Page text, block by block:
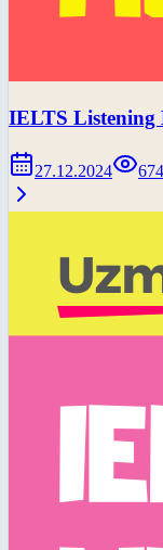
IELTS Listening
27.12.2024 674